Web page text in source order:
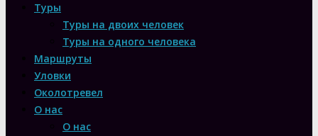
Туры
Туры на двоих человек
Туры на одного человека
Маршруты
Уловки
Околотревел
О нас
О нас